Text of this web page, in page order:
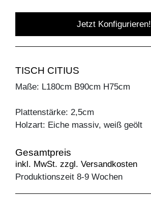
Jetzt Konfigurieren!
TISCH CITIUS
Maße: L180cm B90cm H75cm
Plattenstärke: 2,5cm
Holzart: Eiche massiv, weiß geölt
Gesamtpreis
inkl. MwSt. zzgl. Versandkosten
Produktionszeit 8-9 Wochen